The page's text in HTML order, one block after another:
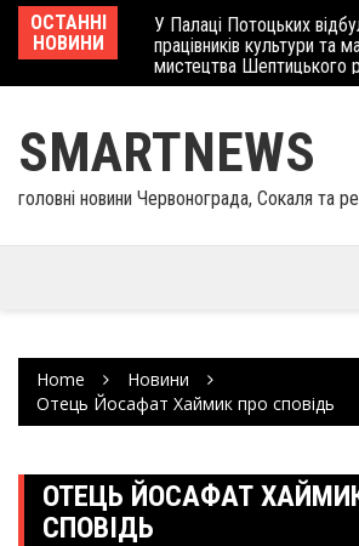
Skip
content
ОСТАННІ
НОВИНИ
У Палаці Потоцьких
працівників культури та
мистецтва Шептицького
SMARTNEWS
головні новини Червонограда, Сокаля та
Home
Новини
Отець Йосафат Хаймик про сповідь
ОТЕЦЬ ЙОСАФАТ
СПОВІДЬ